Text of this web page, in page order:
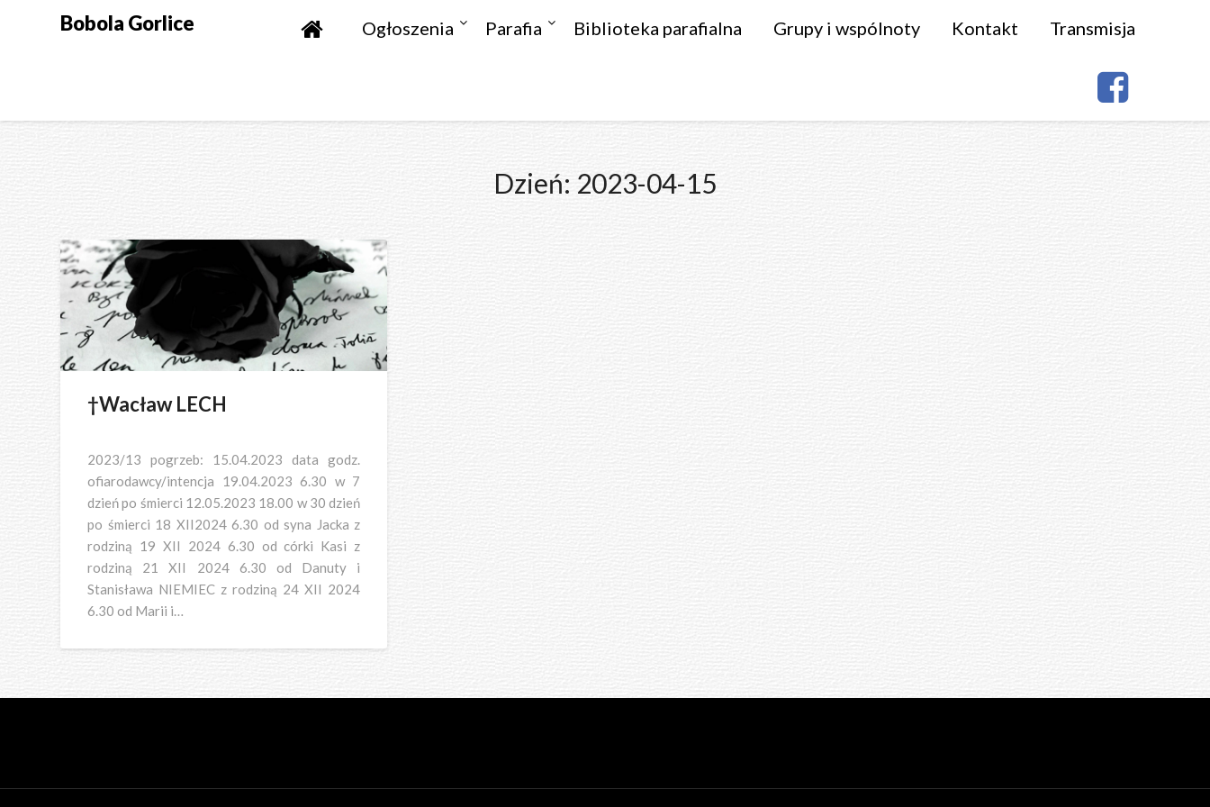
Bobola Gorlice Ogłoszenia Parafia Biblioteka parafialna Grupy i wspólnoty Kontakt Transmisja
Dzień: 2023-04-15
†Wacław LECH
2023/13 pogrzeb: 15.04.2023 data godz.
ofiarodawcy/intencja 19.04.2023 6.30 w 7
dzień po śmierci 12.05.2023 18.00 w 30 dzień
po śmierci 18 XII2024 6.30 od syna Jacka z
rodziną 19 XII 2024 6.30 od córki Kasi z
rodziną 21 XII 2024 6.30 od Danuty i
Stanisława NIEMIEC z rodziną 24 XII 2024
6.30 od Marii i…